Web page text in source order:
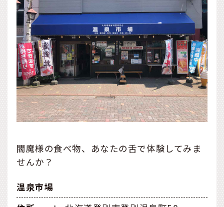
閻魔様の食べ物、あなたの舌で体験してみま
せんか？
温泉市場